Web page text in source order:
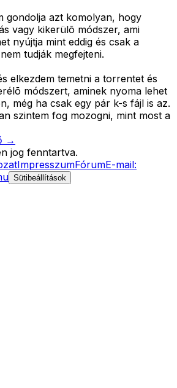
gondolja azt komolyan, hogy
vagy kikerülõ módszer, ami
nyújtja mint eddig és csak a
tudják megfejteni.
elkezdem temetni a torrentet és
módszert, aminek nyoma lehet
még ha csak egy pár k-s fájl is az.
szintem fog mozogni, mint most a
→
jog fenntartva.
ImpresszumFórumE-mail:
Sütibeállítások